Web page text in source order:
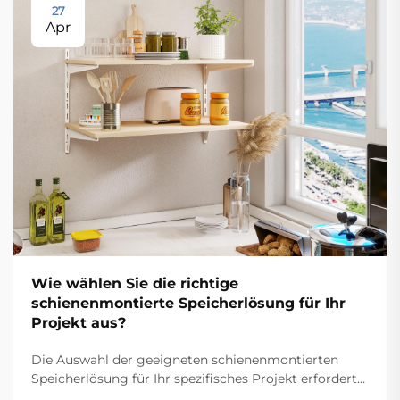
27
Apr
Wie wählen Sie die richtige
schienenmontierte Speicherlösung für Ihr
Projekt aus?
Die Auswahl der geeigneten schienenmontierten
Speicherlösung für Ihr spezifisches Projekt erfordert